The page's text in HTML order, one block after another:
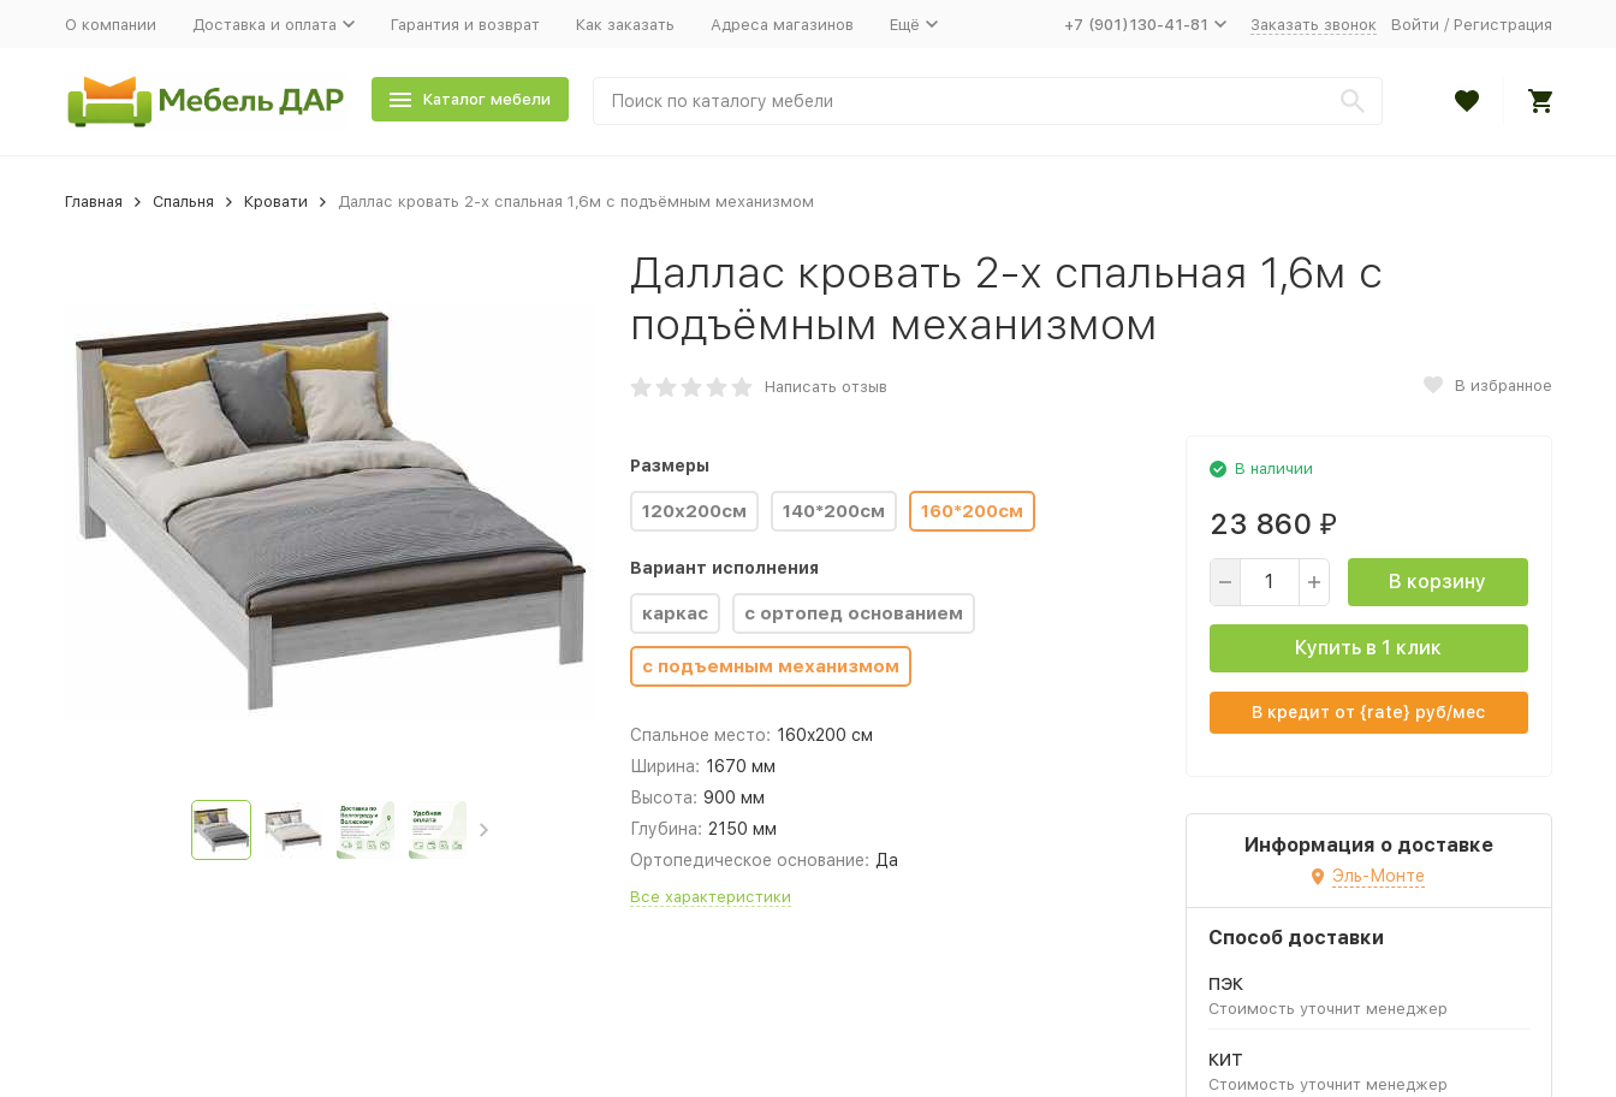
О компании Доставка и оплата Гарантия и возврат Как заказать Адреса магазинов Ещё +7 (901)130-41-81 Заказать звонок Войти / Регистрация
Каталог мебели
Главная Спальня Кровати Даллас кровать 2-х спальная 1,6м с подъёмным механизмом
Даллас кровать 2-х спальная 1,6м с
подъёмным механизмом
Написать отзыв В избранное
Размеры
120х200см 140*200см 160*200см
Вариант исполнения
каркас с ортопед основанием
с подъемным механизмом
Спальное место: 160x200 см
Ширина: 1670 мм
Высота: 900 мм
Глубина: 2150 мм
Ортопедическое основание: Да
Все характеристики
В наличии
23 860 ₽
В корзину
Купить в 1 клик
В кредит от {rate} руб/мес
Информация о доставке
Эль-Монте
Способ доставки
ПЭК
Стоимость уточнит менеджер
КИТ
Стоимость уточнит менеджер